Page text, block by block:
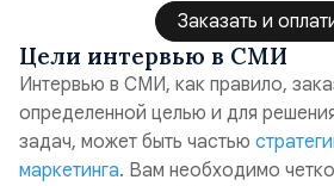
Заказать и
Цели интервью в СМИ
Интервью в СМИ, как правило,
определенной целью и для
задач, может быть частью
маркетинга. Вам необходимо